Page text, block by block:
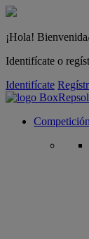
¡Hola!
Identifícate o
Identifícate
Competición